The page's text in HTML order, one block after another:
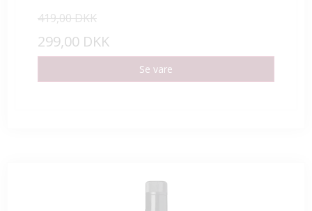
419,00 DKK
299,00 DKK
Se vare